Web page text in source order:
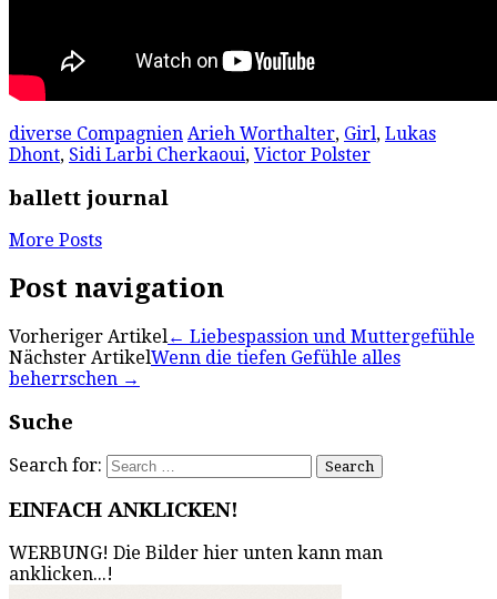
diverse Compagnien Arieh Worthalter, Girl, Lukas
Dhont, Sidi Larbi Cherkaoui, Victor Polster
ballett journal
More Posts
Post navigation
Vorheriger Artikel← Liebespassion und Muttergefühle
Nächster ArtikelWenn die tiefen Gefühle alles
beherrschen →
Suche
Search for:
EINFACH ANKLICKEN!
WERBUNG! Die Bilder hier unten kann man
anklicken...!